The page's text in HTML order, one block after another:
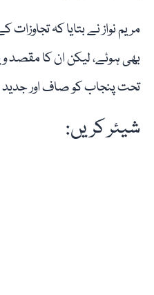
مریم نواز نے بتایا کہ
بھی ہوئے، لیکن ان کا
تحت پنجاب کو صاف اور جدید
شیئر کریں: